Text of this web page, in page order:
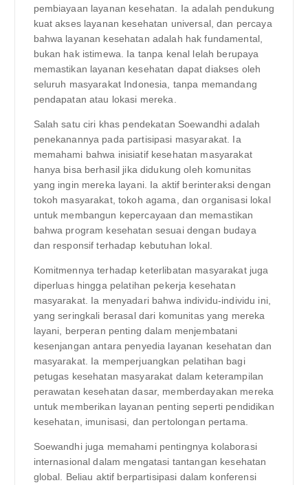
pembiayaan layanan kesehatan. Ia adalah pendukung
kuat akses layanan kesehatan universal, dan percaya
bahwa layanan kesehatan adalah hak fundamental,
bukan hak istimewa. Ia tanpa kenal lelah berupaya
memastikan layanan kesehatan dapat diakses oleh
seluruh masyarakat Indonesia, tanpa memandang
pendapatan atau lokasi mereka.
Salah satu ciri khas pendekatan Soewandhi adalah
penekanannya pada partisipasi masyarakat. Ia
memahami bahwa inisiatif kesehatan masyarakat
hanya bisa berhasil jika didukung oleh komunitas
yang ingin mereka layani. Ia aktif berinteraksi dengan
tokoh masyarakat, tokoh agama, dan organisasi lokal
untuk membangun kepercayaan dan memastikan
bahwa program kesehatan sesuai dengan budaya
dan responsif terhadap kebutuhan lokal.
Komitmennya terhadap keterlibatan masyarakat juga
diperluas hingga pelatihan pekerja kesehatan
masyarakat. Ia menyadari bahwa individu-individu ini,
yang seringkali berasal dari komunitas yang mereka
layani, berperan penting dalam menjembatani
kesenjangan antara penyedia layanan kesehatan dan
masyarakat. Ia memperjuangkan pelatihan bagi
petugas kesehatan masyarakat dalam keterampilan
perawatan kesehatan dasar, memberdayakan mereka
untuk memberikan layanan penting seperti pendidikan
kesehatan, imunisasi, dan pertolongan pertama.
Soewandhi juga memahami pentingnya kolaborasi
internasional dalam mengatasi tantangan kesehatan
global. Beliau aktif berpartisipasi dalam konferensi